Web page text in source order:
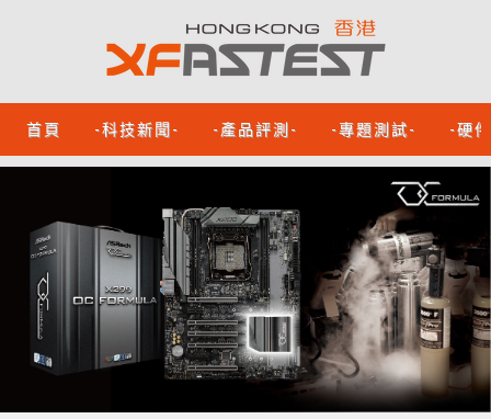
首頁 -科技新聞- -產品評測- -專題測試- -硬